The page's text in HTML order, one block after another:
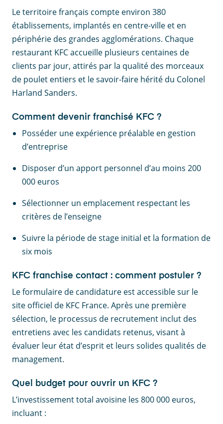
Le territoire français compte environ 380
établissements, implantés en centre-ville et en
périphérie des grandes agglomérations. Chaque
restaurant KFC accueille plusieurs centaines de
clients par jour, attirés par la qualité des morceaux
de poulet entiers et le savoir-faire hérité du Colonel
Harland Sanders.
Comment devenir franchisé KFC ?
Posséder une expérience préalable en gestion
d’entreprise
Disposer d’un apport personnel d’au moins 200
000 euros
Sélectionner un emplacement respectant les
critères de l’enseigne
Suivre la période de stage initial et la formation de
six mois
KFC franchise contact : comment postuler ?
Le formulaire de candidature est accessible sur le
site officiel de KFC France. Après une première
sélection, le processus de recrutement inclut des
entretiens avec les candidats retenus, visant à
évaluer leur état d’esprit et leurs solides qualités de
management.
Quel budget pour ouvrir un KFC ?
L’investissement total avoisine les 800 000 euros,
incluant :